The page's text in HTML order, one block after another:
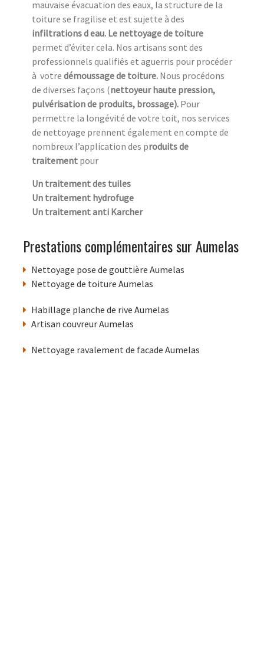
mauvaise évacuation des eaux, la structure de la
toiture se fragilise et est sujette à des
infiltrations d eau. Le nettoyage de toiture
permet d’éviter cela. Nos artisans sont des
professionnels qualifiés et aguerris pour procéder
à votre démoussage de toiture. Nous procédons
de diverses façons (nettoyeur haute pression,
pulvérisation de produits, brossage). Pour
permettre la longévité de votre toit, nos services
de nettoyage prennent également en compte de
nombreux l’application des produits de
traitement pour
Un traitement des tuiles
Un traitement hydrofuge
Un traitement anti Karcher
Prestations complémentaires sur Aumelas
Nettoyage pose de gouttière Aumelas
Nettoyage de toiture Aumelas
Habillage planche de rive Aumelas
Artisan couvreur Aumelas
Nettoyage ravalement de facade Aumelas